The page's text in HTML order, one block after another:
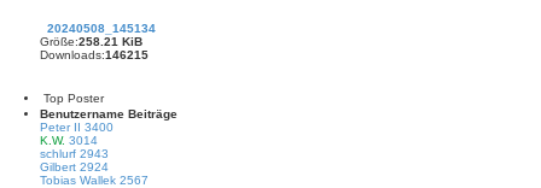
20240508_145134
Größe:258.21 KiB
Downloads:146215
Top Poster
Benutzername Beiträge
Peter II 3400
K.W. 3014
schlurf 2943
Gilbert 2924
Tobias Wallek 2567